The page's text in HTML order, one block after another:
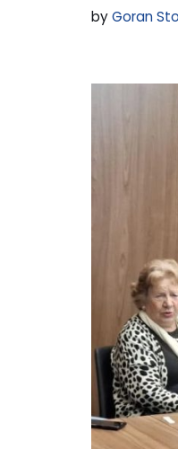
byGoran